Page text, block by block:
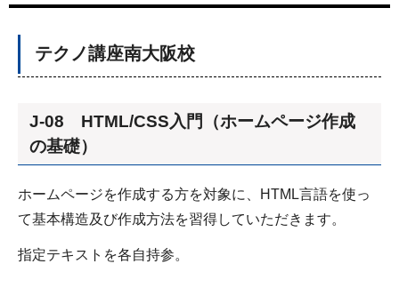
テクノ講座南大阪校
J-08 HTML/CSS入門（ホームページ作成
の基礎）
ホームページを作成する方を対象に、HTML言語を使っ
て基本構造及び作成方法を習得していただきます。
指定テキストを各自持参。